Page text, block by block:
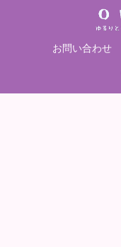
お問い合わせ